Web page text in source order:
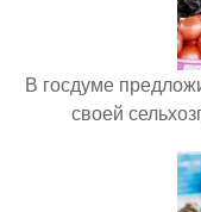
В госдуме
своей